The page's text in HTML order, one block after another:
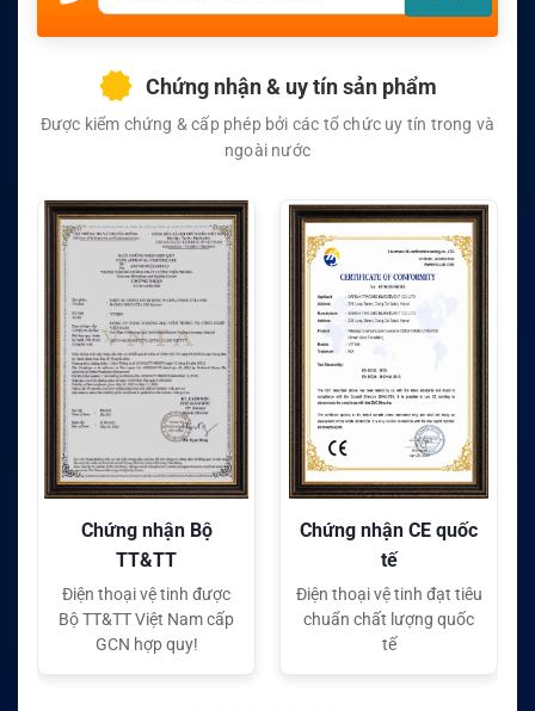
Chứng nhận & uy tín sản phẩm
Được kiểm chứng & cấp phép bởi các tổ chức uy tín trong và
ngoài nước
Chứng nhận CE quốc
tế
Điện thoại vệ tinh đạt tiêu
chuẩn chất lượng quốc
tế
Chứng nhận FC quốc
tế
Điện thoại vệ tinh đạt tiêu
chuẩn chất lượng quốc
tế